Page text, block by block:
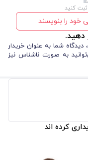
ثبت کنید
خود را بنویسند
دهید.
دیدگاه شما به عنوان خریدار
به صورت ناشناس نیز
کرده اند